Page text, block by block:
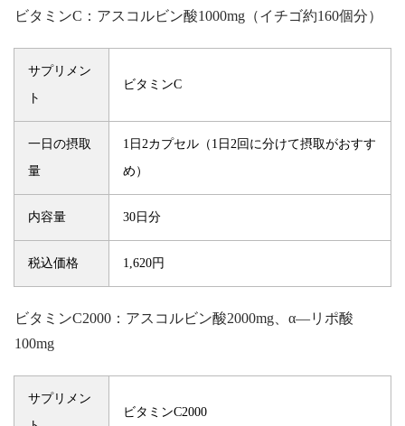
ビタミンC：アスコルビン酸1000mg（イチゴ約160個分）
サプリメン
ト
ビタミンC
一日の摂取
量
1日2カプセル（1日2回に分けて摂取がおすす
め）
内容量 30日分
税込価格 1,620円
ビタミンC2000：アスコルビン酸2000mg、α―リポ酸
100mg
サプリメン
ビタミンC2000